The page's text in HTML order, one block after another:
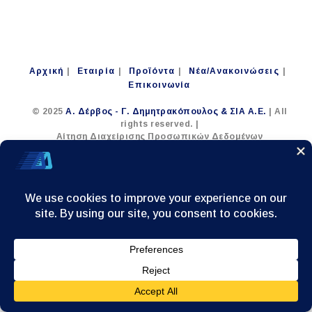
Αρχική Εταιρία Προϊόντα
Νέα/Ανακοινώσεις
Επικοινωνία
© 2025 Α. Δέρβος - Γ. Δημητρακόπουλος & ΣΙΑ Α.Ε.
| All
rights reserved. |
Αίτηση Διαχείρισης Προσωπικών Δεδομένων